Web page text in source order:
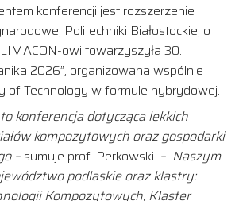
konferencji jest rozszerzenie
Politechniki Białostockiej o
owi towarzyszyła 30.
2026”, organizowana wspólnie
of Technology w formule hybrydowej.
konferencja dotycząca lekkich
kompozytowych oraz gospodarki
– sumuje prof. Perkowski. – Naszym
podlaskie oraz klastry:
Kompozytowych, Klaster